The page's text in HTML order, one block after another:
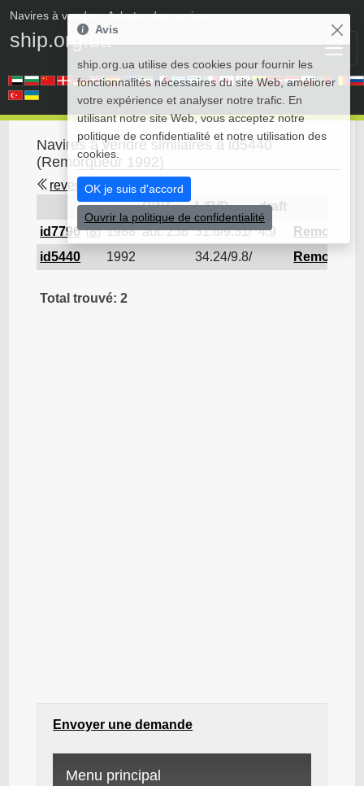
Navires à vendre• Acheter des navires
ship.org.ua
Navires à vendre similaires à id5440
(Remorqueur 1992)
revenir en arrière
DWT
L/B/D
draft
id7796
1988 abt. 258 31.6/9.31/ 4.9
id5440
1992 34.24/9.8/
Total trouvé: 2
Envoyer une demande
Menu principal
Avis
ship.org.ua utilise des cookies pour fournir les
fonctionnalités nécessaires du site Web, améliorer
votre expérience et analyser notre trafic. En
utilisant notre site Web, vous acceptez notre
politique de confidentialité et notre utilisation des
cookies.
OK je suis d'accord
Ouvrir la politique de confidentialité